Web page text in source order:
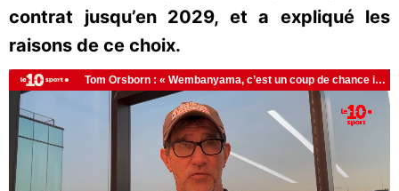
contrat jusqu’en 2029, et a expliqué les
raisons de ce choix.